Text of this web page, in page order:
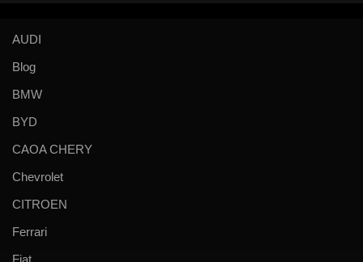
AUDI
Blog
BMW
BYD
CAOA CHERY
Chevrolet
CITROEN
Ferrari
Fiat